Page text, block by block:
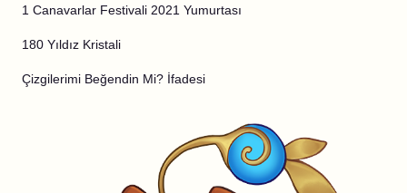
1 Canavarlar Festivali 2021 Yumurtası
180 Yıldız Kristali
Çizgilerimi Beğendin Mi? İfadesi